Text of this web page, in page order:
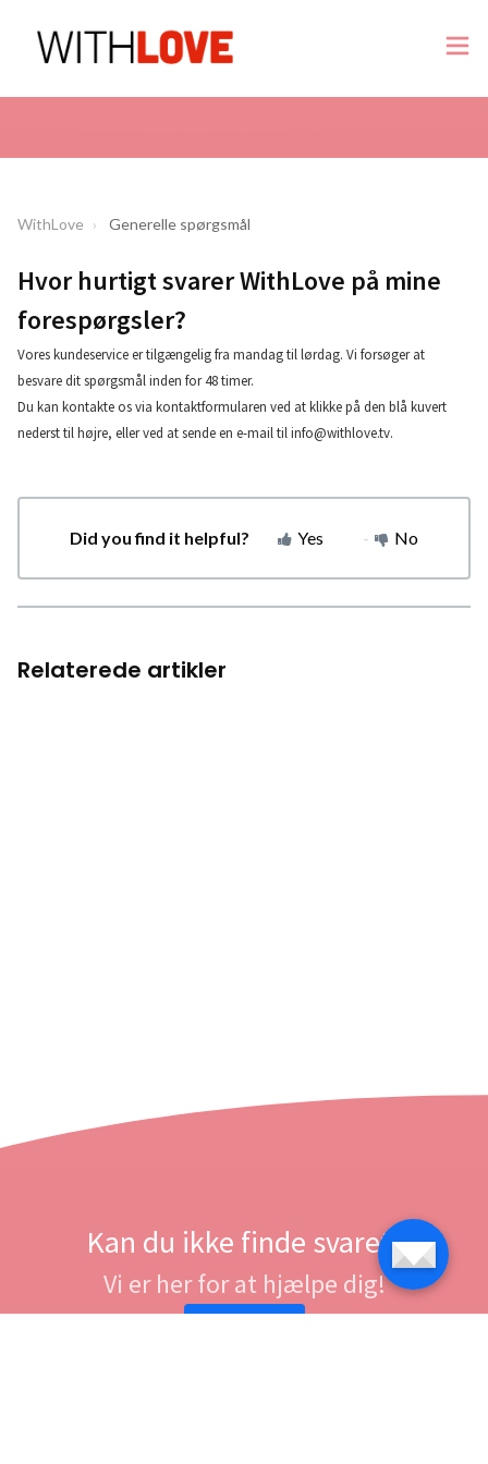
WithLove Generelle spørgsmål
Hvor hurtigt svarer WithLove på mine
forespørgsler?
Vores kundeservice er tilgængelig fra mandag til lørdag. Vi forsøger at
besvare dit spørgsmål inden for 48 timer.
Du kan kontakte os via kontaktformularen ved at klikke på den blå kuvert
nederst til højre, eller ved at sende en e-mail tilinfo@withlove.tv.
Did you find it helpful? Yes No
Relaterede artikler
Kan du ikke finde svaret?
Vi er her for at hjælpe dig!